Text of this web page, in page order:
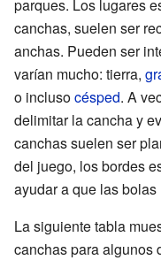
parques. Los lugares
canchas, suelen ser
anchas. Pueden ser
varían mucho: tierra,
o inclusocésped. A
delimitar la cancha y
canchas suelen ser
del juego, los bordes
ayudar a que las
La siguiente tabla
canchas para algunos